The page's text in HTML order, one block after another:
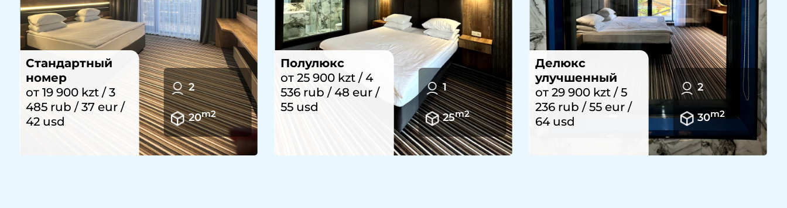
Полулюкс
от 25 900 kzt / 4
536 rub / 48 eur /
55 usd
1
25m2
Делюкс
улучшенный
от 29 900 kzt / 5
236 rub / 55 eur /
2
30m2
Семейный
номер Делюкс
от 25 900 kzt / 4
536 rub / 48 eur /
55 usd
5
50m2